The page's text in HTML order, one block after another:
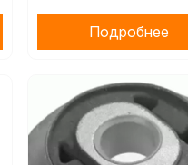
Подробнее